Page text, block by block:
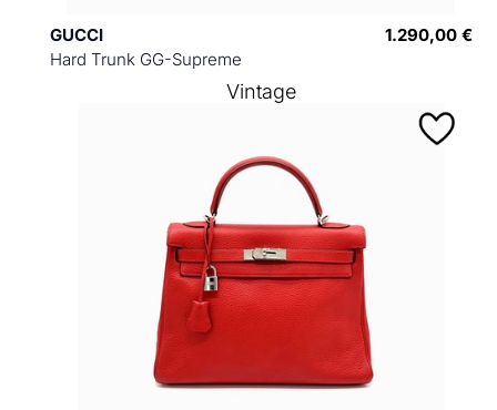
GUCCI
Hard Trunk GG-Supreme
1.290,00 €
Vintage